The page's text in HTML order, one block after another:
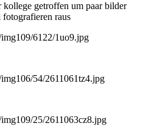
kollege getroffen um paar bilder
fotografieren raus
6122/1uo9.jpg
54/2611061tz4.jpg
25/2611063cz8.jpg